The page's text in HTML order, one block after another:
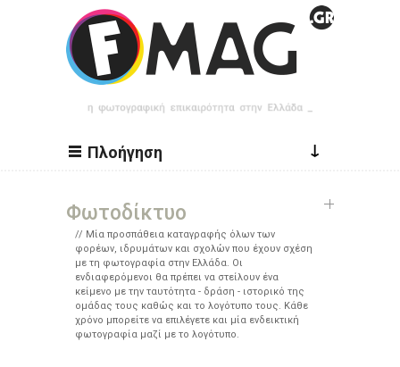
Παράκαμψη προς το κυρίως περιεχόμενο
Πλοήγηση ↓
Φωτοδίκτυο
Μία προσπάθεια καταγραφής όλων των
φορέων, ιδρυμάτων και σχολών που έχουν σχέση
με τη φωτογραφία στην Ελλάδα. Οι
ενδιαφερόμενοι θα πρέπει να στείλουν ένα
κείμενο με την ταυτότητα - δράση - ιστορικό της
ομάδας τους καθώς και το λογότυπο τους. Κάθε
χρόνο μπορείτε να επιλέγετε και μία ενδεικτική
φωτογραφία μαζί με το λογότυπο.